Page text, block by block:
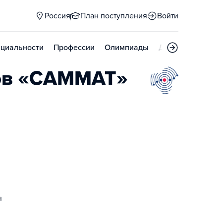
Россия План поступления Войти
Профессии Олимпиады Дни открытых
«САММАТ»